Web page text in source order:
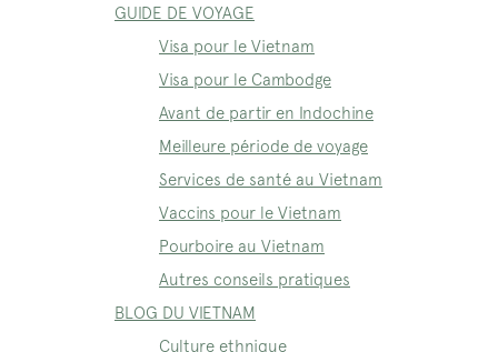
GUIDE DE VOYAGE
Visa pour le Vietnam
Visa pour le Cambodge
Avant de partir en Indochine
Meilleure période de voyage
Services de santé au Vietnam
Vaccins pour le Vietnam
Pourboire au Vietnam
Autres conseils pratiques
BLOG DU VIETNAM
Culture ethnique